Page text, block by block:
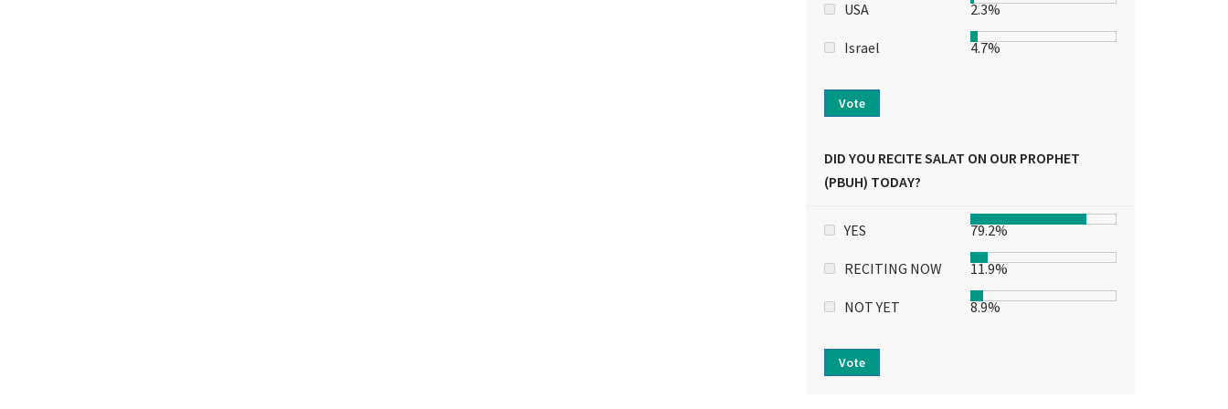
USA 2.3%
Israel 4.7%
Vote
DID YOU RECITE SALAT ON OUR PROPHET
(PBUH) TODAY?
YES 79.2%
RECITING NOW 11.9%
NOT YET 8.9%
Vote